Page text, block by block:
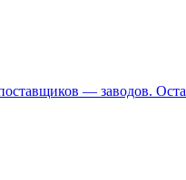
— заводов.